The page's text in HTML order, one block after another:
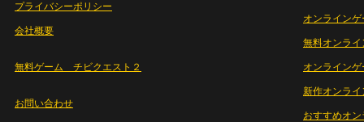
プライバシーポリシー
会社概要
無料ゲーム チビクエスト２
お問い合わせ
オンラインゲ
無料オンライ
オンライン
新作オンライ
おすすめオ